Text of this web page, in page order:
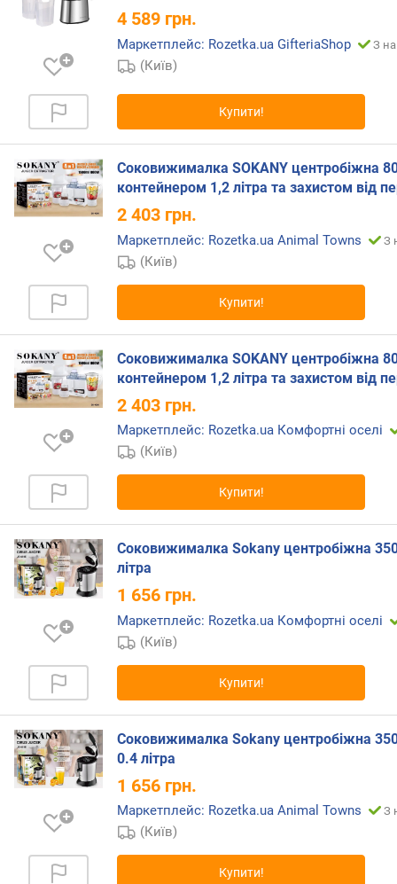
н
с
ь
д
л
я
м
к
у
(
л
)
к
і
ь
т
ь
ш
в
и
к
с
й
ш
и
и
а
4 589 грн.
Маркетплейс: Rozetka.ua GifteriaShop З
(Київ)
Купити!
Соковижималка SOKANY центробіжна
контейнером 1,2 літра та захистом від
2 403 грн.
Маркетплейс: Rozetka.ua Animal Towns З
(Київ)
Купити!
Соковижималка SOKANY центробіжна
контейнером 1,2 літра та захистом від
2 403 грн.
Маркетплейс: Rozetka.ua Комфортні оселі
(Київ)
Купити!
Соковижималка Sokany центробіжна
літра
1 656 грн.
Маркетплейс: Rozetka.ua Комфортні оселі
(Київ)
Купити!
Соковижималка Sokany центробіжна
0.4 літра
1 656 грн.
Маркетплейс: Rozetka.ua Animal Towns З
(Київ)
Купити!